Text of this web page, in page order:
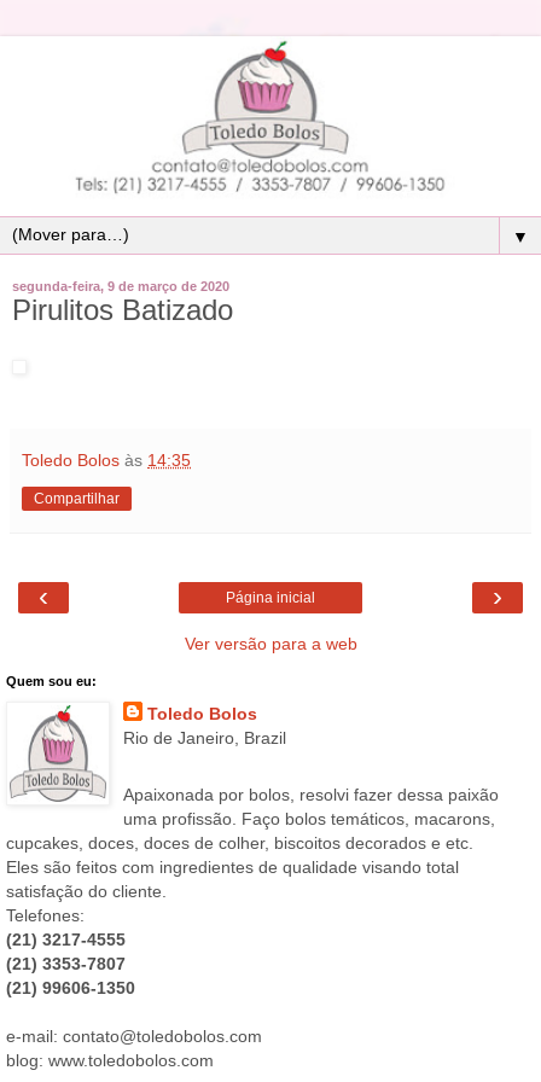
▼
segunda-feira, 9 de março de 2020
Pirulitos Batizado
Toledo Bolos às 14:35
Compartilhar
‹ ›
Página inicial
Ver versão para a web
Quem sou eu:
Toledo Bolos
Rio de Janeiro, Brazil
Apaixonada por bolos, resolvi fazer dessa paixão
uma profissão. Faço bolos temáticos, macarons,
cupcakes, doces, doces de colher, biscoitos decorados e etc.
Eles são feitos com ingredientes de qualidade visando total
satisfação do cliente.
Telefones:
(21) 3217-4555
(21) 3353-7807
(21) 99606-1350
e-mail: contato@toledobolos.com
blog: www.toledobolos.com